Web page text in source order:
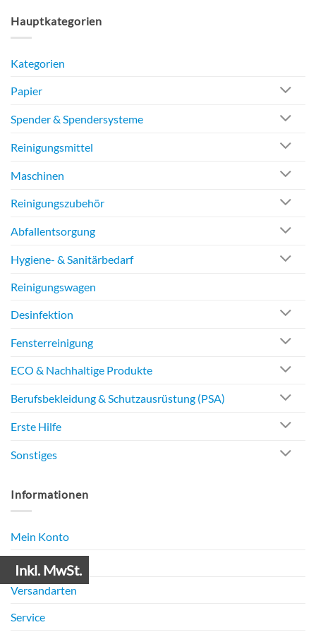
Inkl. MwSt.
Hauptkategorien
Kategorien
Papier
Spender & Spendersysteme
Reinigungsmittel
Maschinen
Reinigungszubehör
Abfallentsorgung
Hygiene- & Sanitärbedarf
Reinigungswagen
Desinfektion
Fensterreinigung
ECO & Nachhaltige Produkte
Berufsbekleidung & Schutzausrüstung (PSA)
Erste Hilfe
Sonstiges
Informationen
Mein Konto
Zahlungsarten
Versandarten
Service